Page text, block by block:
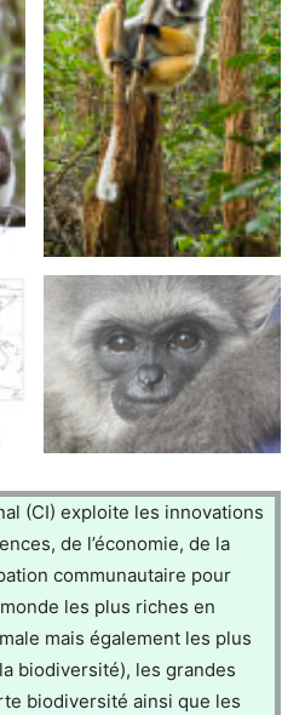
(CI) exploite les innovations
de l’économie, de la
communautaire pour
les plus riches en
mais également les plus
biodiversité), les grandes
biodiversité ainsi que les